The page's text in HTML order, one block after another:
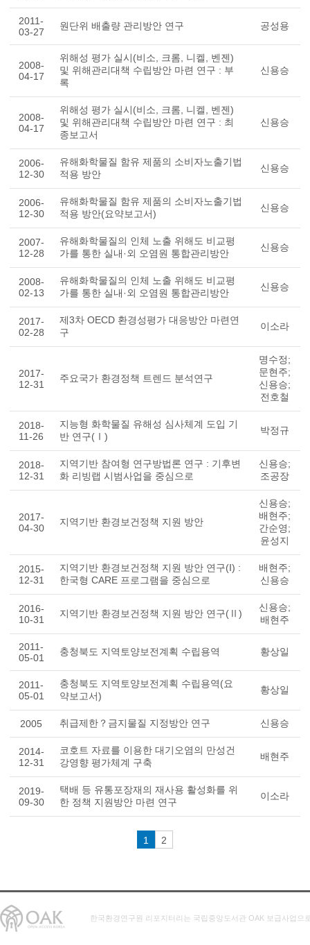
2011-
03-27
원단위 배출량 관리방안 연구 공성용
2008-
04-17
위해성 평가 실시(비소, 크롬, 니켈, 벤젠)
및 위해관리대책 수립방안 마련 연구 : 부
록
신용승
2008-
04-17
위해성 평가 실시(비소, 크롬, 니켈, 벤젠)
및 위해관리대책 수립방안 마련 연구 : 최
종보고서
신용승
2006-
12-30
유해화학물질 함유 제품의 소비자노출기법
적용 방안
신용승
2006-
12-30
유해화학물질 함유 제품의 소비자노출기법
적용 방안(요약보고서)
신용승
2007-
12-28
유해화학물질의 인체 노출 위해도 비교평
가를 통한 실내·외 오염원 통합관리방안
신용승
2008-
02-13
유해화학물질의 인체 노출 위해도 비교평
가를 통한 실내·외 오염원 통합관리방안
신용승
2017-
02-28
제3차 OECD 환경성평가 대응방안 마련연
구
이소라
2017-
12-31
주요국가 환경정책 트렌드 분석연구
명수정;
문현주;
신용승;
전호철
2018-
11-26
지능형 화학물질 유해성 심사체계 도입 기
반 연구(Ⅰ)
박정규
2018-
12-31
지역기반 참여형 연구방법론 연구 : 기후변
화 리빙랩 시범사업을 중심으로
신용승;
조공장
2017-
04-30
지역기반 환경보건정책 지원 방안
신용승;
배현주;
간순영;
윤성지
2015-
12-31
지역기반 환경보건정책 지원 방안 연구(I) :
한국형 CARE 프로그램을 중심으로
배현주;
신용승
2016-
10-31
지역기반 환경보건정책 지원 방안 연구(Ⅱ)
신용승;
배현주
2011-
05-01
충청북도 지역토양보전계획 수립용역 황상일
2011-
05-01
충청북도 지역토양보전계획 수립용역(요
약보고서)
황상일
2005 취급제한？금지물질 지정방안 연구 신용승
2014-
12-31
코호트 자료를 이용한 대기오염의 만성건
강영향 평가체계 구축
배현주
2019-
09-30
택배 등 유통포장재의 재사용 활성화를 위
한 정책 지원방안 마련 연구
이소라
1 2
한국환경연구원 리포지터리는 국립중앙도서관 OAK 보급사업